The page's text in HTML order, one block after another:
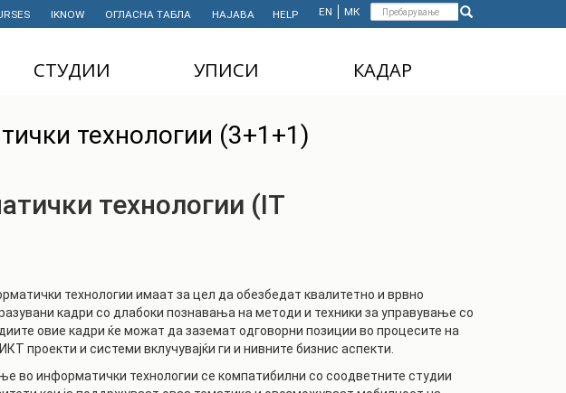
Форма
пребарување
Пребарување
EN МК
IKNOW ОГЛАСНА ТАБЛА НАЈАВА HELP
СТУДИИ
СТУДИИ
ДОКТОРСКИ
СТУДЕНТСКА
СЛУЖБА
СТУДЕНТСКИ
ОРГАНИЗАЦИИ
УПИСИ
СТУДИИ
ДОКТОРСКИ СТУДИИ
КАДАР
технологии (3+1+1)
технологии (IT
технологии имаат за цел да обезбедат квалитетно и врвно
кадри со длабоки познавања на методи и техники за управување со
овие кадри ќе можат да заземат одговорни позиции во процесите на
проекти и системи вклучувајќи ги и нивните бизнис аспекти.
во информатички технологии се компатибилни со соодветните студии